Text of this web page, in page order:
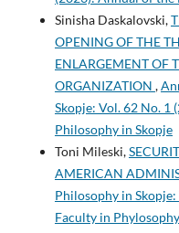
Sinisha Daskalovski,
OPENING OF THE
ENLARGEMENT OF
ORGANIZATION ,
Skopje: Vol. 62 No. 1
Philosophy in Skopje
Toni Mileski,
AMERICAN
Philosophy in
Faculty in